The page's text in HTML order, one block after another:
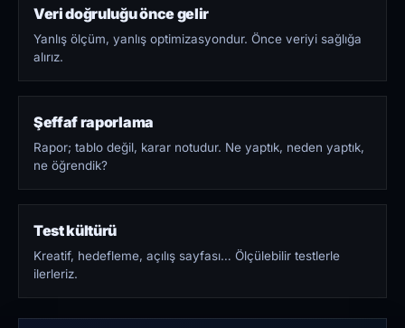
Veri doğruluğu önce gelir
Yanlış ölçüm, yanlış optimizasyondur. Önce veriyi sağlığa
alırız.
Şeffaf raporlama
Rapor; tablo değil, karar notudur. Ne yaptık, neden yaptık,
ne öğrendik?
Test kültürü
Kreatif, hedefleme, açılış sayfası… Ölçülebilir testlerle
ilerleriz.